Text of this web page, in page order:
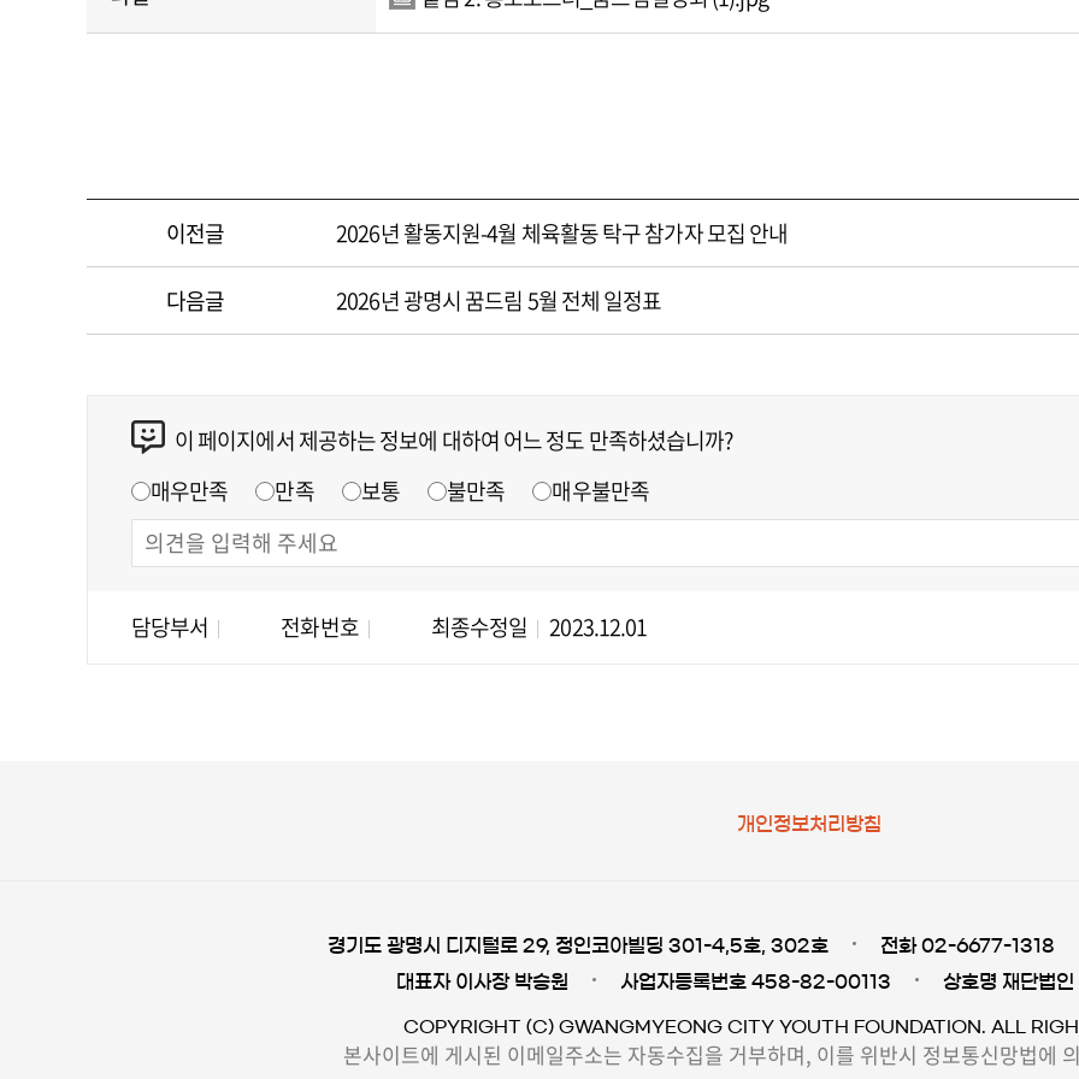
이전글 2026년 활동지원-4월 체육활동 탁구 참가자 모집 안내
다음글 2026년 광명시 꿈드림 5월 전체 일정표
이 페이지에서 제공하는 정보에 대하여 어느 정도 만족하셨습니까?
매우만족
만족 보통 불만족 매우불만족
담당부서 전화번호 최종수정일 2023.12.01
개인정보처리방침
경기도 광명시 디지털로 29, 정인코아빌딩 301-4,5호, 302호
전화 02-6677-1318
대표자 이사장 박승원
사업자등록번호 458-82-00113 상호명 재단법
COPYRIGHT (C) GWANGMYEONG CITY YOUTH FOUNDATION. ALL
본사이트에 게시된 이메일주소는 자동수집을 거부하며, 이를 위반시 정보통신망법에